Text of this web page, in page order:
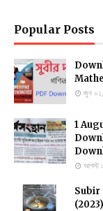
Popular Posts
জুন
1
আগস্ট
Subir